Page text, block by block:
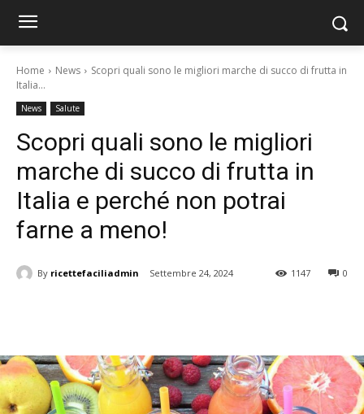
Home News
Scopri quali sono le migliori marche di succo di frutta in
Italia...
News Salute
Scopri quali sono le migliori
marche di succo di frutta in
Italia e perché non potrai
farne a meno!
By ricettefaciliadmin Settembre 24, 2024 0
1147